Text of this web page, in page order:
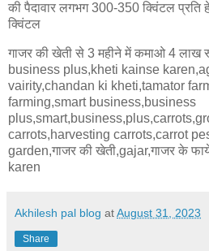
की पैदावार लगभग 300-350 क्विंटल
क्विंटल
गाजर की खेती से 3 महीने में कमाओ 4
business plus,kheti kainse
vairity,chandan ki kheti,tamator
farming,smart business,business
carrots,harvesting carrots,carrot
garden,गाजर की खेती,gajar,गाजर के
karen
Akhilesh pal blog atAugust 31, 2023
Share